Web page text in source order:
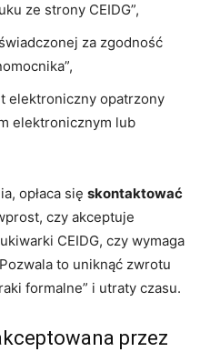
ze strony CEIDG”,
za zgodność
elektroniczny opatrzony
elektronicznym lub
opłaca się skontaktować
czy akceptuje
CEIDG, czy wymaga
to uniknąć zwrotu
formalne” i utraty czasu.
przez